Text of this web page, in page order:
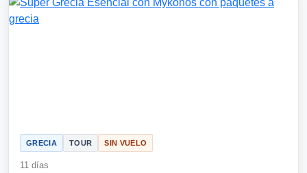
GRECIA TOUR SIN VUELO
11 días